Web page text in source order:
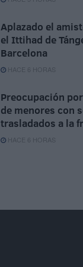
Aplazado el
el Ittihad de
Barcelona
HACE 6 HORAS
Preocupación
de menores con
trasladados a la
HACE 6 HORAS